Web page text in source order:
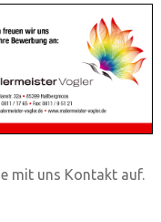
mit uns Kontakt auf.